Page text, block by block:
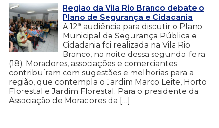
Região da Vila Rio Branco debate o
Plano de Segurança e Cidadania
A 12ª audiência para discutir o Plano
Municipal de Segurança Pública e
Cidadania foi realizada na Vila Rio
Branco, na noite dessa segunda-feira
(18). Moradores, associações e comerciantes
contribuíram com sugestões e melhorias para a
região, que contempla o Jardim Marco Leite, Horto
Florestal e Jardim Florestal. Para o presidente da
Associação de Moradores da […]